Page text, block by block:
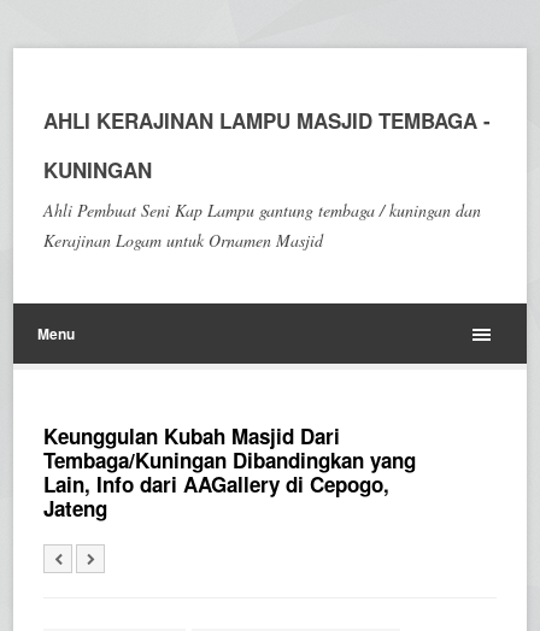
AHLI KERAJINAN LAMPU MASJID TEMBAGA -
KUNINGAN
Ahli Pembuat Seni Kap Lampu gantung tembaga / kuningan dan
Kerajinan Logam untuk Ornamen Masjid
Menu
Keunggulan Kubah Masjid Dari
Tembaga/Kuningan Dibandingkan yang
Lain, Info dari AAGallery di Cepogo,
Jateng